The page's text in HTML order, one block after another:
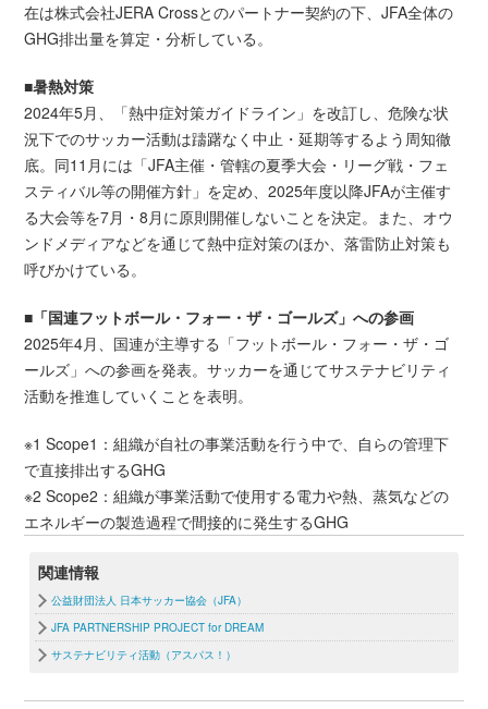
在は株式会社JERA Crossとのパートナー契約の下、JFA全体の
GHG排出量を算定・分析している。
■暑熱対策
2024年5月、「熱中症対策ガイドライン」を改訂し、危険な状
況下でのサッカー活動は躊躇なく中止・延期等するよう周知徹
底。同11月には「JFA主催・管轄の夏季大会・リーグ戦・フェ
スティバル等の開催方針」を定め、2025年度以降JFAが主催す
る大会等を7月・8月に原則開催しないことを決定。また、オウ
ンドメディアなどを通じて熱中症対策のほか、落雷防止対策も
呼びかけている。
■「国連フットボール・フォー・ザ・ゴールズ」への参画
2025年4月、国連が主導する「フットボール・フォー・ザ・ゴ
ールズ」への参画を発表。サッカーを通じてサステナビリティ
活動を推進していくことを表明。
※1 Scope1：組織が自社の事業活動を行う中で、自らの管理下
で直接排出するGHG
※2 Scope2：組織が事業活動で使用する電力や熱、蒸気などの
エネルギーの製造過程で間接的に発生するGHG
関連情報
公益財団法人 日本サッカー協会（JFA）
JFA PARTNERSHIP PROJECT for DREAM
サステナビリティ活動（アスパス！）